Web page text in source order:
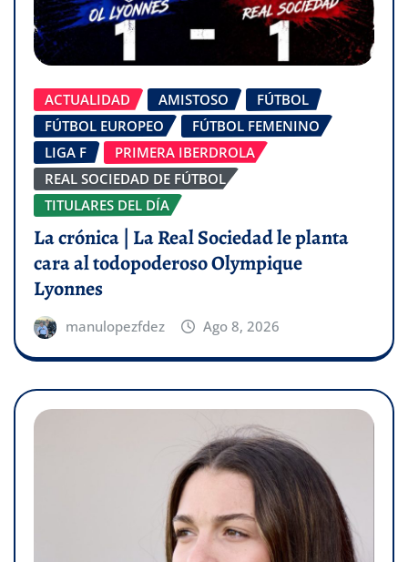
ACTUALIDAD AMISTOSO
FÚTBOL
FÚTBOL EUROPEO
FÚTBOL FEMENINO
LIGA F
PRIMERA IBERDROLA
REAL SOCIEDAD DE FÚTBOL
TITULARES DEL DÍA
La crónica | La Real Sociedad le planta
cara al todopoderoso Olympique
Lyonnes
manulopezfdez Ago 8, 2026